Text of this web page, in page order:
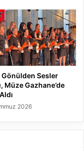
Gönülden Sesler
Müze Gazhane’de
2026